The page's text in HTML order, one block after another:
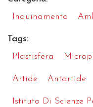
Inquinamento
Tags:
Plastisfera
Artide Antartide
Istituto Di Scienze